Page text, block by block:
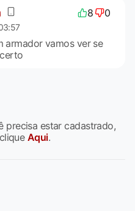
8 0
armador vamos ver se
precisa estar cadastrado,
Aqui.